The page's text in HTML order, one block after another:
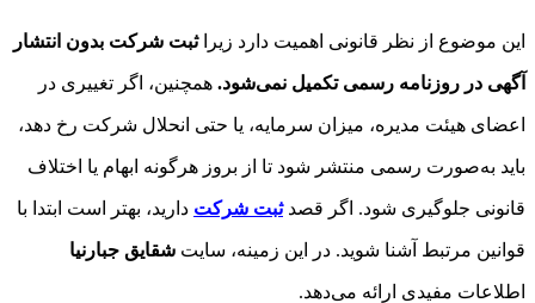
این موضوع از نظر قانونی اهمیت دارد زیراثبت شرکت بدون انتشار
آگهی در روزنامه رسمی تکمیل نمی‌شود. همچنین، اگر تغییری در
اعضای هیئت مدیره، میزان سرمایه، یا حتی انحلال شرکت رخ دهد،
باید به‌صورت رسمی منتشر شود تا از بروز هرگونه ابهام یا اختلاف
قانونی جلوگیری شود. اگر قصدثبت شرکت دارید، بهتر است ابتدا با
قوانین مرتبط آشنا شوید. در این زمینه، سایت شقایق جبارنیا
اطلاعات مفیدی ارائه می‌دهد.